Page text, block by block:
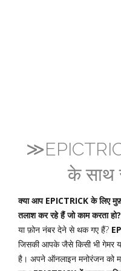
के साथ
क्या आप EPICTRICK के लिए
तलाश कर रहे हैं जो काम करता हो?
या फ़ोन नंबर देने से थक गए हैं?
जिसकी आपके जैसे किसी भी गेमर
है। अपने ऑनलाइन मनोरंजन को